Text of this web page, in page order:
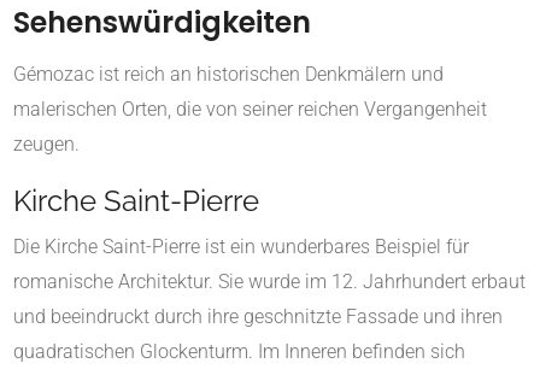
Sehenswürdigkeiten
Gémozac ist reich an historischen Denkmälern und
malerischen Orten, die von seiner reichen Vergangenheit
zeugen.
Kirche Saint-Pierre
Die Kirche Saint-Pierre ist ein wunderbares Beispiel für
romanische Architektur. Sie wurde im 12. Jahrhundert erbaut
und beeindruckt durch ihre geschnitzte Fassade und ihren
quadratischen Glockenturm. Im Inneren befinden sich